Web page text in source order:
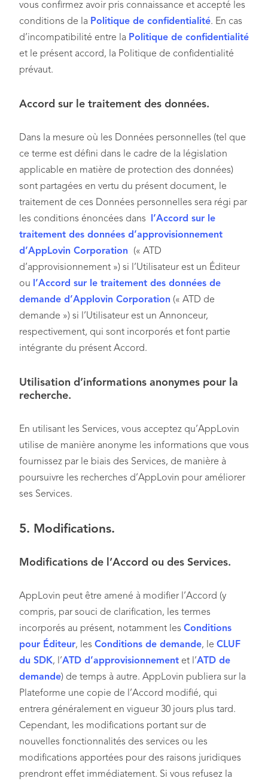
vous confirmez avoir pris connaissance et accepté les
conditions de la Politique de confidentialité. En cas
d’incompatibilité entre la Politique de confidentialité
et le présent accord, la Politique de confidentialité
prévaut.
Accord sur le traitement des données.
Dans la mesure où les Données personnelles (tel que
ce terme est défini dans le cadre de la législation
applicable en matière de protection des données)
sont partagées en vertu du présent document, le
traitement de ces Données personnelles sera régi par
les conditions énoncées dans
l’Accord sur le
traitement des données d’approvisionnement
d’AppLovin Corporation
(« ATD
d’approvisionnement ») si l’Utilisateur est un Éditeur
ou
l’Accord sur le traitement des données de
demande d’Applovin Corporation (« ATD de
demande ») si l’Utilisateur est un Annonceur,
respectivement, qui sont incorporés et font partie
intégrante du présent Accord.
Utilisation d’informations anonymes pour la
recherche.
En utilisant les Services, vous acceptez qu’AppLovin
utilise de manière anonyme les informations que vous
fournissez par le biais des Services, de manière à
poursuivre les recherches d’AppLovin pour améliorer
ses Services.
5. Modifications.
Modifications de l’Accord ou des Services.
AppLovin peut être amené à modifier l’Accord (y
compris, par souci de clarification, les termes
incorporés au présent, notamment les Conditions
pour Éditeur, les Conditions de demande, le CLUF
du SDK, l’ATD d’approvisionnement et l’ATD de
demande) de temps à autre. AppLovin publiera sur la
Plateforme une copie de l’Accord modifié, qui
entrera généralement en vigueur 30 jours plus tard.
Cependant, les modifications portant sur de
nouvelles fonctionnalités des services ou les
modifications apportées pour des raisons juridiques
prendront effet immédiatement. Si vous refusez la